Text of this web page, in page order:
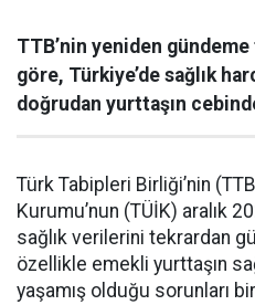
TTB’nin yeniden gündeme
göre, Türkiye’de sağlık
doğrudan yurttaşın
Türk Tabipleri Birliği’nin
Kurumu’nun (TÜİK) aralık
sağlık verilerini tekrardan
özellikle emekli yurttaşın
yaşamış olduğu sorunları